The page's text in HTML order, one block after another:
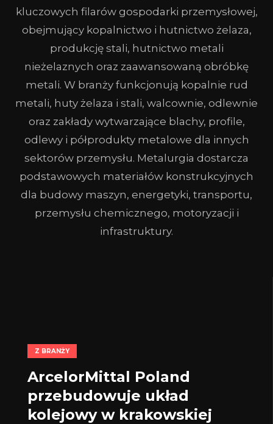
kluczowych filarów gospodarki przemysłowej,
obejmujący kopalnictwo i hutnictwo żelaza,
produkcję stali, hutnictwo metali
nieżelaznych oraz zaawansowaną obróbkę
metali. W branży funkcjonują kopalnie rud
metali, huty żelaza i stali, walcownie, odlewnie
oraz zakłady wytwarzające blachy, profile,
odlewy i półprodukty metalowe dla innych
sektorów przemysłu. Metalurgia dostarcza
podstawowych materiałów konstrukcyjnych
dla budowy maszyn, energetyki, transportu,
przemysłu chemicznego, motoryzacji i
infrastruktury.
Z BRANŻY
ArcelorMittal Poland
przebudowuje układ
kolejowy w krakowskiej